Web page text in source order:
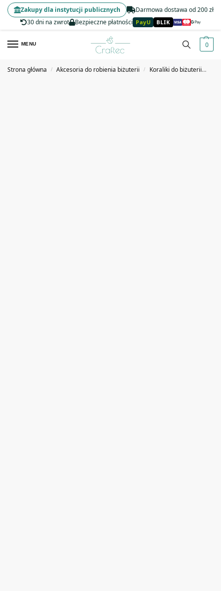
Darmowa dostawa od 200 zł
30 dni na zwrot
Bezpieczne płatności PayU BLIK
Zakupy dla instytucji publicznych
MENU 0
Strona główna / Akcesoria do robienia biżuterii / Koraliki do biżuterii